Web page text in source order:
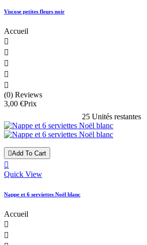
Viscose petites fleurs noir
Accueil





(0) Reviews
3,00 €Prix
25 Unités restantes
Add To Cart

Quick View
Nappe et 6 serviettes Noël blanc
Accueil

